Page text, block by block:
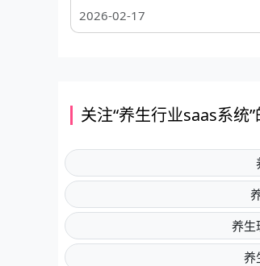
2026-02-17
关注“养生行业saas系统
养生
养